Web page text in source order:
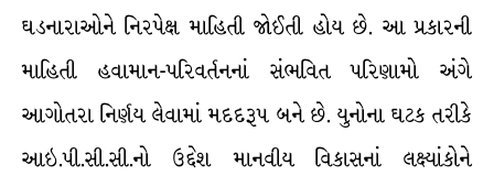
ઘડનારાઓને નિરપેક્ષ માહિતી જોઈતી હોય છે. આ પ્રકારની
માહિતી હવામાન-પરિવર્તનનાં સંભવિત પરિણામો અંગે
આગોતરા નિર્ણય લેવામાં મદદરૂપ બને છે. યુનોના ઘટક તરીકે
આઇ.પી.સી.સી.નો ઉદ્દેશ માનવીય વિકાસનાં લક્ષ્યાંકોને